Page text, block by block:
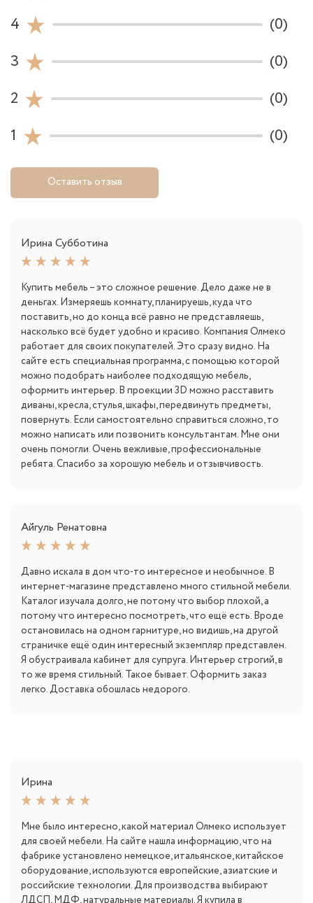
4
(0)
3
(0)
2
(0)
1
(0)
Оставить отзыв
Ирина Субботина
Купить мебель – это сложное решение. Дело даже не в
деньгах. Измеряешь комнату, планируешь, куда что
поставить, но до конца всё равно не представляешь,
насколько всё будет удобно и красиво. Компания Олмеко
работает для своих покупателей. Это сразу видно. На
сайте есть специальная программа, с помощью которой
можно подобрать наиболее подходящую мебель,
оформить интерьер. В проекции 3D можно расставить
диваны, кресла, стулья, шкафы, передвинуть предметы,
повернуть. Если самостоятельно справиться сложно, то
можно написать или позвонить консультантам. Мне они
очень помогли. Очень вежливые, профессиональные
ребята. Спасибо за хорошую мебель и отзывчивость.
Айгуль Ренатовна
Давно искала в дом что-то интересное и необычное. В
интернет-магазине представлено много стильной мебели.
Каталог изучала долго, не потому что выбор плохой, а
потому что интересно посмотреть, что ещё есть. Вроде
остановилась на одном гарнитуре, но видишь, на другой
страничке ещё один интересный экземпляр представлен.
Я обустраивала кабинет для супруга. Интерьер строгий, в
то же время стильный. Такое бывает. Оформить заказ
легко. Доставка обошлась недорого.
Ирина
Мне было интересно, какой материал Олмеко использует
для своей мебели. На сайте нашла информацию, что на
фабрике установлено немецкое, итальянское, китайское
оборудование, используются европейские, азиатские и
российские технологии. Для производства выбирают
ЛДСП, МДФ, натуральные материалы. Я купила в